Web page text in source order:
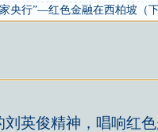
央行”—红色金融在西柏坡（
英俊精神，唱响红